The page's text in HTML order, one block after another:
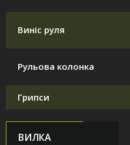
Виніс руля
Рульова колонка
Грипси
ВИЛКА